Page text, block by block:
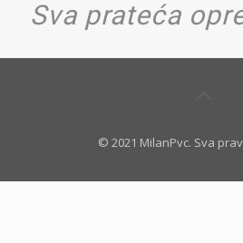
Sva prateća
© 2021 MilanPvc. Sva